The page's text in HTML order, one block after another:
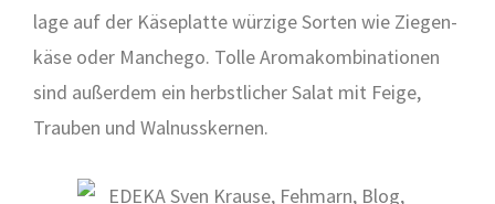
la­ge auf der Käse­plat­te wür­zi­ge Sor­ten wie Zie­gen­
kä­se oder Man­che­go. Tol­le Aro­ma­kom­bi­na­tio­nen
sind außer­dem ein herbst­li­cher Salat mit Fei­ge,
Trau­ben und Wal­nuss­ker­nen.